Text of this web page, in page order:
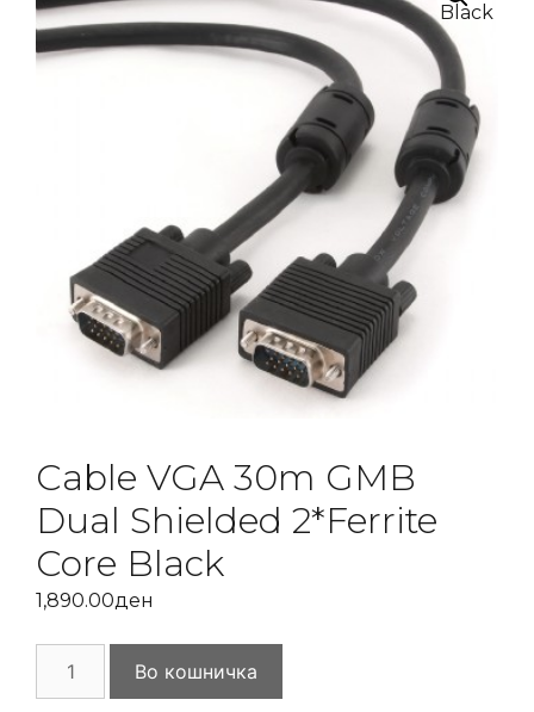
Black
Cable VGA 30m GMB
Dual Shielded 2*Ferrite
Core Black
1,890.00ден
Во кошничка